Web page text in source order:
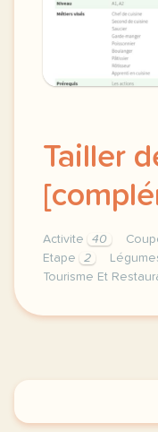
Tailler
Activite 40
Etape
2
Tourisme Et
theme